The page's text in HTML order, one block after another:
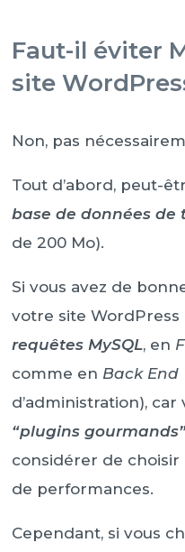
Faut-il éviter
site
Non, pas
Tout d’abord, peut-
base de données de
de 200 Mo).
Si vous avez de
votre site WordPress
requêtes MySQL, en
comme en Back End
d’administration),
“plugins gourmands”
considérer de choisir
de performances.
Cependant, si vous